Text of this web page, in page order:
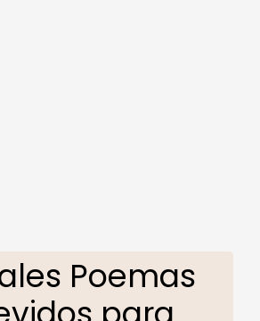
Poemas